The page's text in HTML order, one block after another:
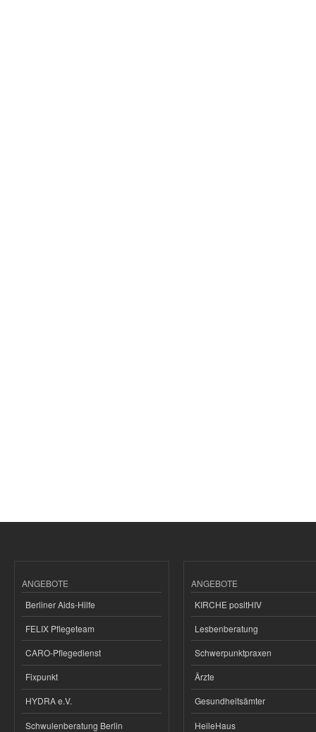
ANGEBOTE
Berliner Aids-Hilfe
FELIX Pflegeteam
CARO-Pflegedienst
Fixpunkt
HYDRA e.V.
Schwulenberatung Berlin
ANGEBOTE
KIRCHE positHIV
Lesbenberatung
Schwerpunktpraxen
Ärzte
Gesundheitsämter
HeileHaus